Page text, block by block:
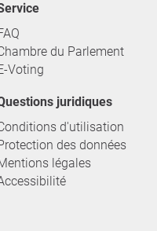
service
du Parlement
Voting
Questions juridiques
d'utilisation
des données
légales